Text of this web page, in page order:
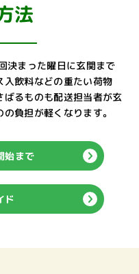
法
決まった曜日に玄関まで
入飲料などの重たい荷物
るものも配送担当者が玄
負担が軽くなります。
始まで
ド